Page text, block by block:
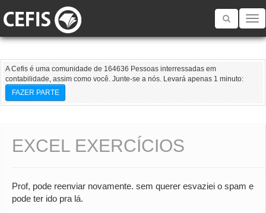
Toggle
A Cefis é uma comunidade de 164636 Pessoas interressadas em
contabilidade, assim como você. Junte-se a nós. Levará apenas 1 minuto:
FAZER PARTE
EXCEL EXERCÍCIOS
Prof, pode reenviar novamente. sem querer esvaziei o spam e
pode ter ido pra lá.